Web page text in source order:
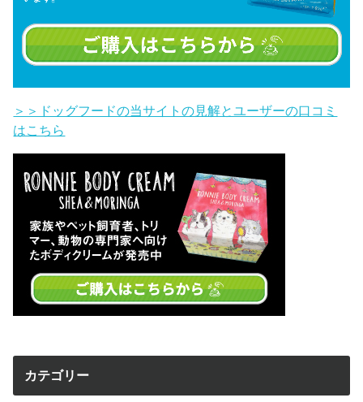
＞＞ドッグフードの当サイトの見解とユーザーの口コミ
はこちら
カテゴリー